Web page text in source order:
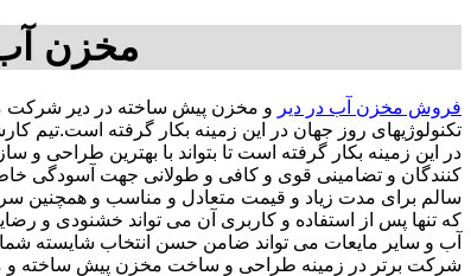
مخزن
فروش مخزن آب در دیر و مخزن پیش ساخته در دیر شرکت
تکنولوژیهای روز جهان در این زمینه بکار گرفته
در این زمینه بکار گرفته است تا بتواند با بهترین
کنندگان و تضامینی قوی و کافی و طولانی جهت آسودگی
سالم برای مدت زیاد و قیمت متعادل و مناسب و همچنین سرمایه گذاری
که تنها پس از استفاده و کاربری آن می تواند خشنودی
آب و سایر مایعات می تواند ضامن حسن انتخاب شایسته
شرکت برتر در زمینه طراحی و ساخت مخزن پیش ساخته و